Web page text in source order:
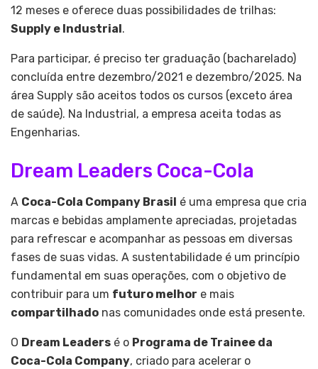
12 meses e oferece duas possibilidades de trilhas:
Supply e Industrial .
Para participar, é preciso ter graduação (bacharelado)
concluída entre dezembro/2021 e dezembro/2025. Na
área Supply são aceitos todos os cursos (exceto área
de saúde). Na Industrial, a empresa aceita todas as
Engenharias.
Dream Leaders Coca-Cola
A Coca-Cola Company Brasil é uma empresa que cria
marcas e bebidas amplamente apreciadas, projetadas
para refrescar e acompanhar as pessoas em diversas
fases de suas vidas. A sustentabilidade é um princípio
fundamental em suas operações, com o objetivo de
contribuir para um futuro melhor e mais
compartilhado nas comunidades onde está presente.
O Dream Leaders é o Programa de Trainee da
Coca-Cola Company, criado para acelerar o